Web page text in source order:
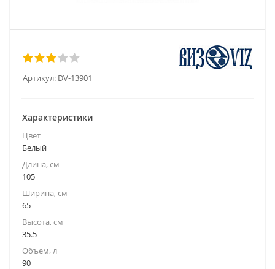
Артикул: DV-13901
Характеристики
Цвет
Белый
Длина, см
105
Ширина, см
65
Высота, см
35.5
Объем, л
90